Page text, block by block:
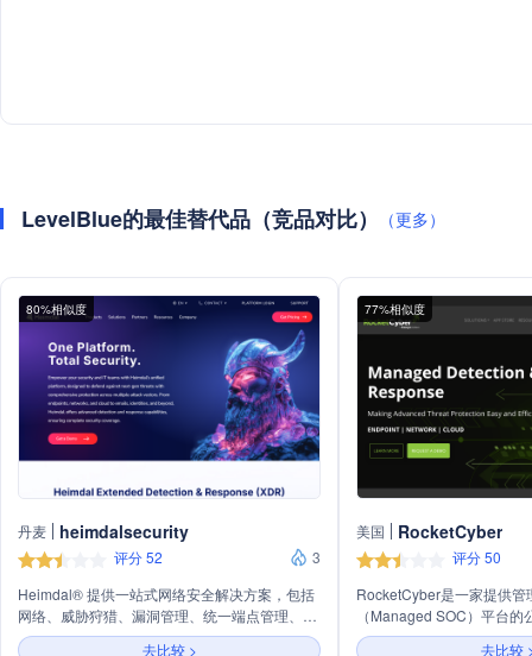
LevelBlue的最佳替代品（竞品对比） （更多）
80%相似度
丹麦 heimdalsecurity
评分 52
3
Heimdal® 提供一站式网络安全解决方案，包括
网络、威胁狩猎、漏洞管理、统一端点管理、特
权访问管理、电子邮件和协作安全、端点安全
去比较 >
77%相似度
美国 RocketCyber
评分 50
RocketCyber是一家提供管
（Managed SOC）平台的
务提供商提供先进的威胁
去比较